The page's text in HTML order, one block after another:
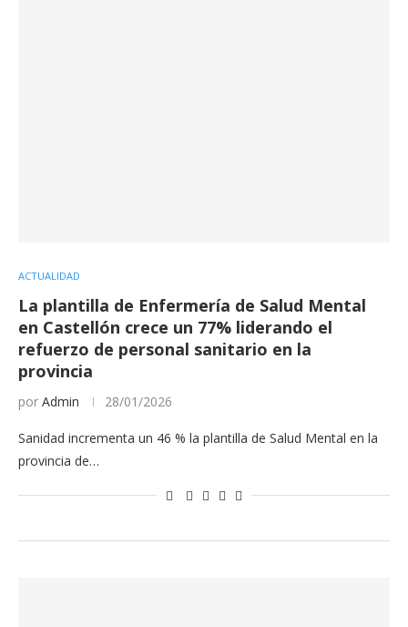
ACTUALIDAD
La plantilla de Enfermería de Salud Mental
en Castellón crece un 77% liderando el
refuerzo de personal sanitario en la
provincia
por Admin 28/01/2026
Sanidad incrementa un 46 % la plantilla de Salud Mental en la
provincia de…